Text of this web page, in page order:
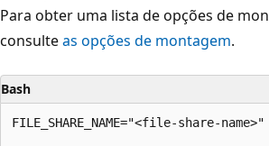
Para obter uma lista de opções de
consulteas opções de montagem.
Bash
FILE_SHARE_NAME="<file-share-name>"